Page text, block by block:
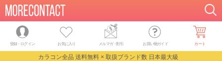
登録・ログイン お気に入り メルマガ・割引 お買い物ガイド カート
カラコン全品 送料無料 × 取扱ブランド数 日本最大級